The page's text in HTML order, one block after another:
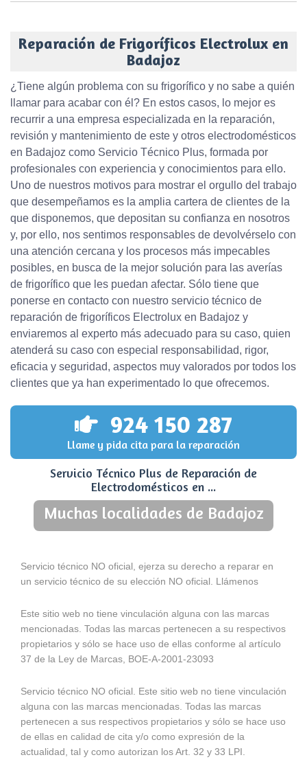
Reparación de Frigoríficos Electrolux en
Badajoz
¿Tiene algún problema con su frigorífico y no sabe a quién
llamar para acabar con él? En estos casos, lo mejor es
recurrir a una empresa especializada en la reparación,
revisión y mantenimiento de este y otros electrodomésticos
en Badajoz como Servicio Técnico Plus, formada por
profesionales con experiencia y conocimientos para ello.
Uno de nuestros motivos para mostrar el orgullo del trabajo
que desempeñamos es la amplia cartera de clientes de la
que disponemos, que depositan su confianza en nosotros
y, por ello, nos sentimos responsables de devolvérselo con
una atención cercana y los procesos más impecables
posibles, en busca de la mejor solución para las averías
de frigorífico que les puedan afectar. Sólo tiene que
ponerse en contacto con nuestro servicio técnico de
reparación de frigoríficos Electrolux en Badajoz y
enviaremos al experto más adecuado para su caso, quien
atenderá su caso con especial responsabilidad, rigor,
eficacia y seguridad, aspectos muy valorados por todos los
clientes que ya han experimentado lo que ofrecemos.
924 150 287
Llame y pida cita para la reparación
Servicio Técnico Plus de Reparación de
Electrodomésticos en ...
Muchas localidades de Badajoz
Servicio técnico NO oficial, ejerza su derecho a reparar en
un servicio técnico de su elección NO oficial. Llámenos
Este sitio web no tiene vinculación alguna con las marcas
mencionadas. Todas las marcas pertenecen a su respectivos
propietarios y sólo se hace uso de ellas conforme al artículo
37 de la Ley de Marcas, BOE-A-2001-23093
Servicio técnico NO oficial. Este sitio web no tiene vinculación
alguna con las marcas mencionadas. Todas las marcas
pertenecen a sus respectivos propietarios y sólo se hace uso
de ellas en calidad de cita y/o como expresión de la
actualidad, tal y como autorizan los Art. 32 y 33 LPI.